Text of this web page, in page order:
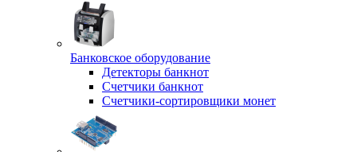
Банковское оборудование
Детекторы банкнот
Счетчики банкнот
Счетчики-сортировщики монет